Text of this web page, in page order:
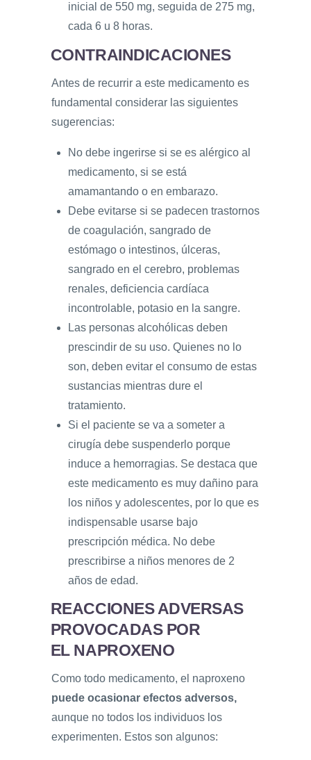
inicial de 550 mg, seguida de 275 mg,
cada 6 u 8 horas.
CONTRAINDICACIONES
Antes de recurrir a este medicamento es
fundamental considerar las siguientes
sugerencias:
No debe ingerirse si se es alérgico al
medicamento, si se está
amamantando o en embarazo.
Debe evitarse si se padecen trastornos
de coagulación, sangrado de
estómago o intestinos, úlceras,
sangrado en el cerebro, problemas
renales, deficiencia cardíaca
incontrolable, potasio en la sangre.
Las personas alcohólicas deben
prescindir de su uso. Quienes no lo
son, deben evitar el consumo de estas
sustancias mientras dure el
tratamiento.
Si el paciente se va a someter a
cirugía debe suspenderlo porque
induce a hemorragias. Se destaca que
este medicamento es muy dañino para
los niños y adolescentes, por lo que es
indispensable usarse bajo
prescripción médica. No debe
prescribirse a niños menores de 2
años de edad.
REACCIONES ADVERSAS
PROVOCADAS POR
EL NAPROXENO
Como todo medicamento, el naproxeno
puede ocasionar efectos adversos,
aunque no todos los individuos los
experimenten. Estos son algunos: